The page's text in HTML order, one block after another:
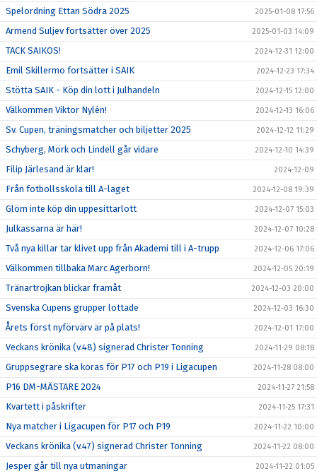
Spelordning Ettan Södra 2025 2025-01-08 17:56
Armend Suljev fortsätter över 2025 2025-01-03 14:09
TACK SAIKOS! 2024-12-31 12:00
Emil Skillermo fortsätter i SAIK 2024-12-23 17:34
Stötta SAIK - Köp din lott i Julhandeln 2024-12-15 12:00
Välkommen Viktor Nylén! 2024-12-13 16:06
Sv. Cupen, träningsmatcher och biljetter 2025 2024-12-12 11:29
Schyberg, Mörk och Lindell går vidare 2024-12-10 14:39
Filip Järlesand är klar! 2024-12-09
Från fotbollsskola till A-laget 2024-12-08 19:39
Glöm inte köp din uppesittarlott 2024-12-07 15:03
Julkassarna är här! 2024-12-07 10:28
Två nya killar tar klivet upp från Akademi till i A-trupp 2024-12-06 17:06
Välkommen tillbaka Marc Agerborn! 2024-12-05 20:19
Tränartrojkan blickar framåt 2024-12-03 20:00
Svenska Cupens grupper lottade 2024-12-03 16:30
Årets först nyförvärv är på plats! 2024-12-01 17:00
Veckans krönika (v.48) signerad Christer Tonning 2024-11-29 08:18
Gruppsegrare ska koras för P17 och P19 i Ligacupen 2024-11-28 08:00
P16 DM-MÄSTARE 2024 2024-11-27 21:58
Kvartett i påskrifter 2024-11-25 17:31
Nya matcher i Ligacupen för P17 och P19 2024-11-22 10:00
Veckans krönika (v.47) signerad Christer Tonning 2024-11-22 08:00
Jesper går till nya utmaningar 2024-11-22 01:05